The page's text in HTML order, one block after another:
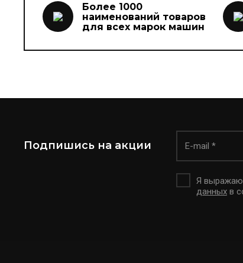
Более 1000
наименований товаров
для всех марок машин
Подпишись на акции
Я выражаю
данныхв